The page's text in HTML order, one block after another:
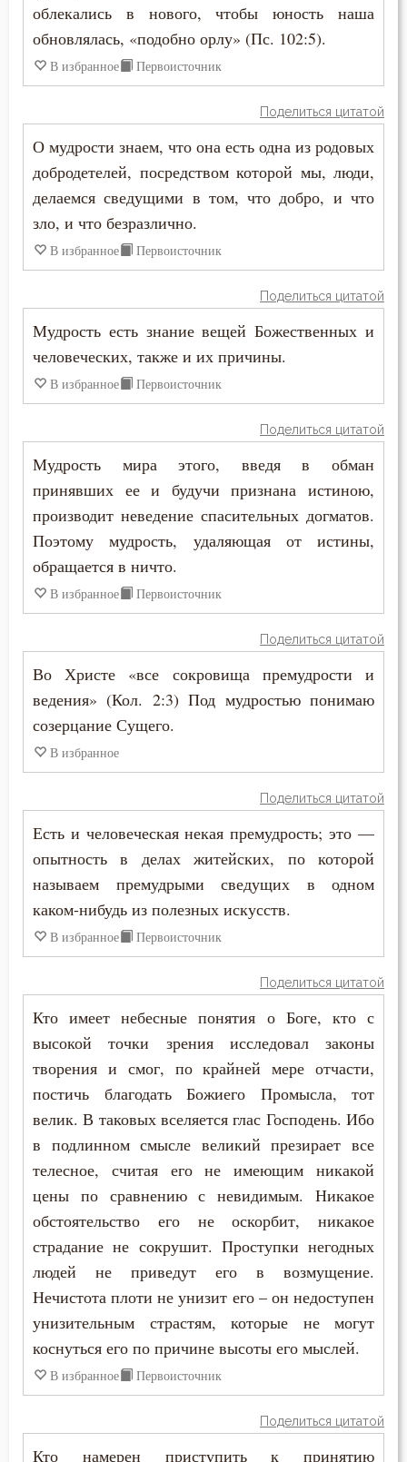
Утешение
Христос
Царство небесное
Церковь
Человекоугодие
Честь
Чревоугодие
Щедрость
Юность
облекались в нового, чтобы юность наша
обновлялась, «подобно орлу» (Пс. 102:5).
В избранное Первоисточник
Поделиться цитатой
О мудрости знаем, что она есть одна из родовых
добродетелей, посредством которой мы, люди,
делаемся сведущими в том, что добро, и что
зло, и что безразлично.
В избранное Первоисточник
Поделиться цитатой
Мудрость есть знание вещей Божественных и
человеческих, также и их причины.
В избранное Первоисточник
Поделиться цитатой
Мудрость мира этого, введя в обман
принявших ее и будучи признана истиною,
производит неведение спасительных догматов.
Поэтому мудрость, удаляющая от истины,
обращается в ничто.
В избранное Первоисточник
Поделиться цитатой
Во Христе «все сокровища премудрости и
ведения» (Кол. 2:3) Под мудростью понимаю
созерцание Сущего.
В избранное
Поделиться цитатой
Есть и человеческая некая премудрость; это —
опытность в делах житейских, по которой
называем премудрыми сведущих в одном
каком-нибудь из полезных искусств.
В избранное Первоисточник
Поделиться цитатой
Кто имеет небесные понятия о Боге, кто с
высокой точки зрения исследовал законы
творения и смог, по крайней мере отчасти,
постичь благодать Божиего Промысла, тот
велик. В таковых вселяется глас Господень. Ибо
в подлинном смысле великий презирает все
телесное, считая его не имеющим никакой
цены по сравнению с невидимым. Никакое
обстоятельство его не оскорбит, никакое
страдание не сокрушит. Проступки негодных
людей не приведут его в возмущение.
Нечистота плоти не унизит его – он недоступен
унизительным страстям, которые не могут
коснуться его по причине высоты его мыслей.
В избранное Первоисточник
Поделиться цитатой
Кто намерен приступить к принятию